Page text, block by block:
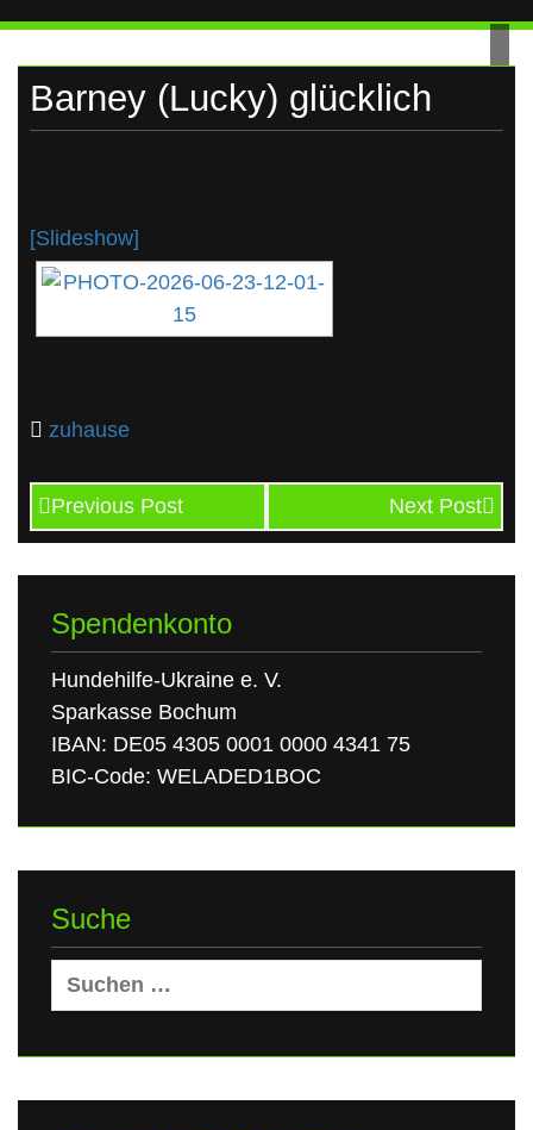
Barney (Lucky) glücklich
[Slideshow]
zuhause
Previous Post Next Post
Spendenkonto
Hundehilfe-Ukraine e. V.
Sparkasse Bochum
IBAN: DE05 4305 0001 0000 4341 75
BIC-Code: WELADED1BOC
Suche
Suchen
nach: